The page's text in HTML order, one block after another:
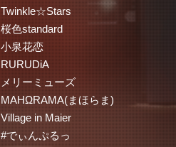
Twinkle☆Stars
桜色standard
小泉花恋
RURUDiA
メリーミューズ
MAHΩRAMA(まほらま)
Village in Maier
#でぃんぷるっ